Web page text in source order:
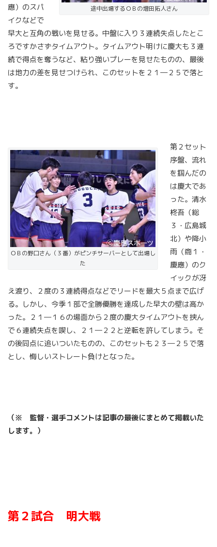
途中出場するＯＢの増田拓人さん
應）のスパ
イクなどで
早大と互角の戦いを見せる。中盤に入り３連続失点したとこ
ろですかさずタイムアウト。タイムアウト明けに慶大も３連
続で得点を奪うなど、粘り強いプレーを見せたものの、最後
は地力の差を見せつけられ、このセットを２１―２５で落と
す。
ＯＢの野口さん（３番）がピンチサーバーとして出場し
た
第２セット
序盤、流れ
を掴んだの
は慶大であ
った。清水
柊吾（総
３・広島城
北）や降小
雨（商１・
慶應）のク
イックが冴
え渡り、２度の３連続得点などでリードを最大５点まで広げ
る。しかし、今季１部で全勝優勝を達成した早大の壁は高か
った。２１―１６の場面から２度の慶大タイムアウトを挟ん
で６連続失点を喫し、２１―２２と逆転を許してしまう。そ
の後同点に追いついたものの、このセットも２３―２５で落
とし、悔しいストレート負けとなった。
（※ 監督・選手コメントは記事の最後にまとめて掲載いた
します。）
第２試合 明大戦